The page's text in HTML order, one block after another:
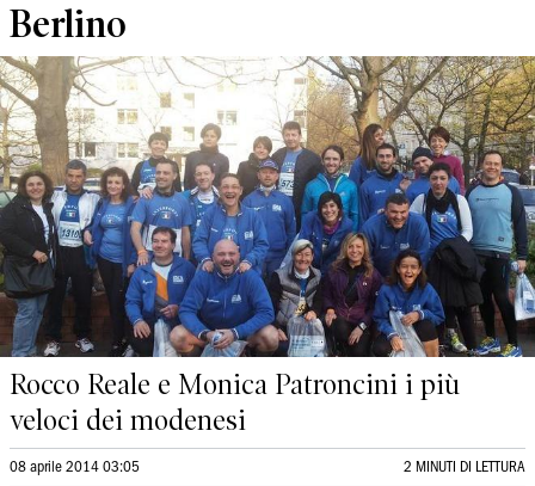
Berlino
Rocco Reale e Monica Patroncini i più
veloci dei modenesi
08 aprile 2014 03:05 2 MINUTI DI LETTURA